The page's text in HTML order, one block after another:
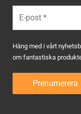
Häng med i vårt
om fantastiska